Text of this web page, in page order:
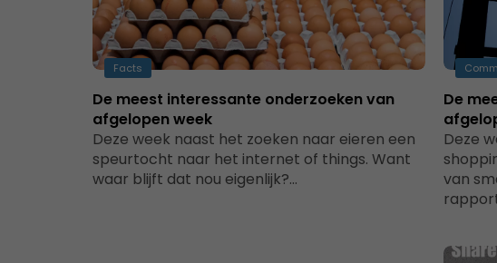
Facts
De meest interessante onderzoeken van
afgelopen week
Deze week naast het zoeken naar eieren een
speurtocht naar het internet of things. Want
waar blijft dat nou eigenlijk?…
De
Deze
van